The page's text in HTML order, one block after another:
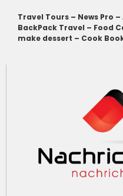
Travel Tours – News Pro –
BackPack Travel – Food
make dessert – Cook